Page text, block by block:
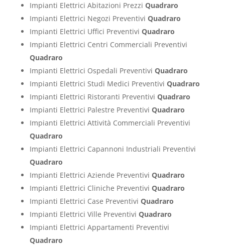
Impianti Elettrici Abitazioni Prezzi Quadraro
Impianti Elettrici Negozi Preventivi Quadraro
Impianti Elettrici Uffici Preventivi Quadraro
Impianti Elettrici Centri Commerciali Preventivi
Quadraro
Impianti Elettrici Ospedali Preventivi Quadraro
Impianti Elettrici Studi Medici Preventivi Quadraro
Impianti Elettrici Ristoranti Preventivi Quadraro
Impianti Elettrici Palestre Preventivi Quadraro
Impianti Elettrici Attività Commerciali Preventivi
Quadraro
Impianti Elettrici Capannoni Industriali Preventivi
Quadraro
Impianti Elettrici Aziende Preventivi Quadraro
Impianti Elettrici Cliniche Preventivi Quadraro
Impianti Elettrici Case Preventivi Quadraro
Impianti Elettrici Ville Preventivi Quadraro
Impianti Elettrici Appartamenti Preventivi
Quadraro